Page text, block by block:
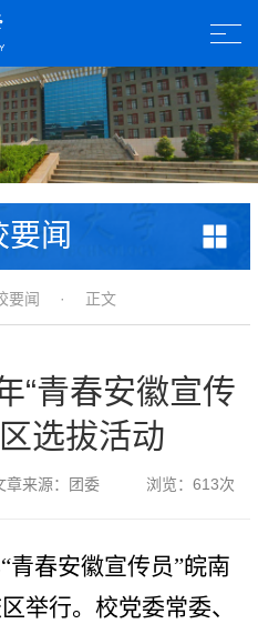
闻
要闻 · 正文
“青春安徽宣传
选拔活动
源： 团委浏览： 613次
青春安徽宣传员”皖南
举行。校党委常委、